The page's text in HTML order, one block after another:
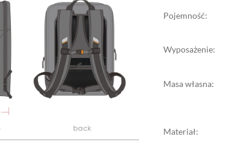
Pojemność:
Wyposażenie:
Masa własna:
Materiał: